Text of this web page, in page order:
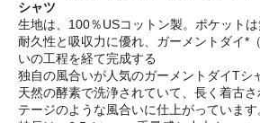
シャツ
生地は、100％USコットン製。ポケットは
耐久性と吸収力に優れ、ガーメントダイ*
いの工程を経て完成する
独自の風合いが人気のガーメントダイTシ
天然の酵素で洗浄されていて、長く着古
テージのような風合いに仕上がっています